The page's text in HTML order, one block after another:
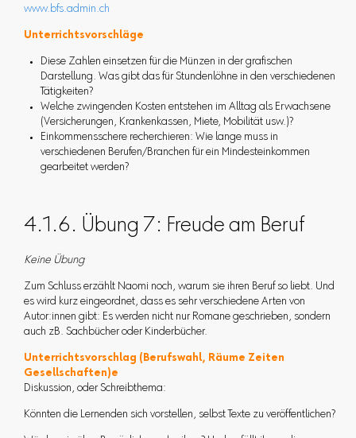
www.bfs.admin.ch
Unterrichtsvorschläge
Diese Zahlen einsetzen für die Münzen in der grafischen
Darstellung. Was gibt das für Stundenlöhne in den verschiedenen
Tätigkeiten?
Welche zwingenden Kosten entstehen im Alltag als Erwachsene
(Versicherungen, Krankenkassen, Miete, Mobilität usw.)?
Einkommensschere recherchieren: Wie lange muss in
verschiedenen Berufen/Branchen für ein Mindesteinkommen
gearbeitet werden?
4.1.6. Übung 7: Freude am Beruf
Keine Übung
Zum Schluss erzählt Naomi noch, warum sie ihren Beruf so liebt. Und
es wird kurz eingeordnet, dass es sehr verschiedene Arten von
Autor:innen gibt: Es werden nicht nur Romane geschrieben, sondern
auch zB. Sachbücher oder Kinderbücher.
Unterrichtsvorschlag (Berufswahl, Räume Zeiten
Gesellschaften)e
Diskussion, oder Schreibthema:
Könnten die Lernenden sich vorstellen, selbst Texte zu veröffentlichen?